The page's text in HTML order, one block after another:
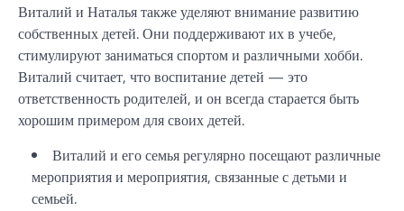
Виталий и Наталья также уделяют внимание развитию
собственных детей. Они поддерживают их в учебе,
стимулируют заниматься спортом и различными хобби.
Виталий считает, что воспитание детей — это
ответственность родителей, и он всегда старается быть
хорошим примером для своих детей.
Виталий и его семья регулярно посещают различные
мероприятия и мероприятия, связанные с детьми и
семьей.